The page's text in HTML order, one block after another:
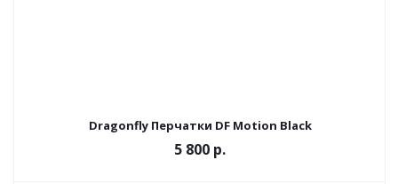
Dragonfly Перчатки DF Motion Black
5 800 р.